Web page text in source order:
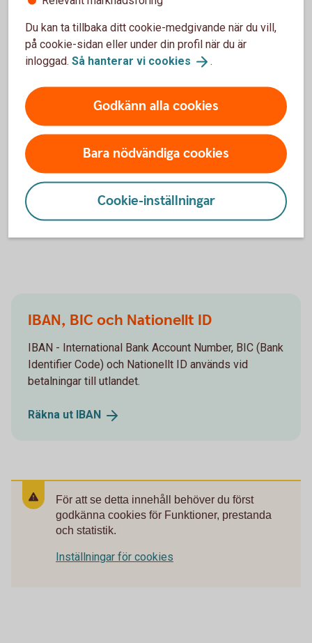
ändå behålla samma bankgironummer.
Bankgiro
Kontoinformation
Vi erbjuder färdiga rapporter och möjlighet till att skapa
egna rapporter som kan exporteras till ekonomisystemet.
Flera sök- och sorteringsfunktioner som underlättar det
dagliga arbetet.
Kontoinformation
IBAN, BIC och Nationellt ID
IBAN - International Bank Account Number, BIC (Bank
Identifier Code) och Nationellt ID används vid
betalningar till utlandet.
Räkna ut IBAN
För att se detta innehåll behöver du först
godkänna cookies för Funktioner, prestanda
och statistik.
Inställningar för cookies
Du kan ta tillbaka ditt cookie-medgivande när du vill,
på cookie-sidan eller under din profil när du är
inloggad. Så hanterar vi cookies .
Godkänn alla cookies
Bara nödvändiga cookies
Cookie-inställningar